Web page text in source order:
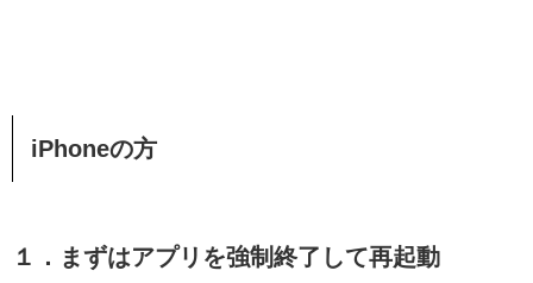
iPhoneの方
１．まずはアプリを強制終了して再起動